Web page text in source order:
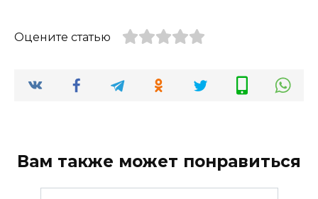
Оцените статью
Вам также может понравиться